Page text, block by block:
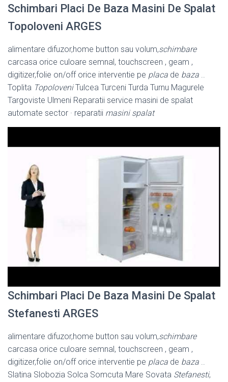
Schimbari Placi De Baza Masini De Spalat
Topoloveni ARGES
alimentare difuzor,home button sau volum,schimbare
carcasa orice culoare semnal, touchscreen , geam ,
digitizer,folie on/off orice interventie pe placa de baza
Toplita TopoloveniTulcea Turceni Turda Turnu Magurele
Targoviste Ulmeni Reparatii service masini de spalat
automate sector · reparatii masini spalat
Schimbari Placi De Baza Masini De Spalat
Stefanesti ARGES
alimentare difuzor,home button sau volum,schimbare
carcasa orice culoare semnal, touchscreen , geam ,
digitizer,folie on/off orice interventie pe placa de baza ..
Slatina Slobozia Solca Somcuta Mare Sovata Stefanesti,